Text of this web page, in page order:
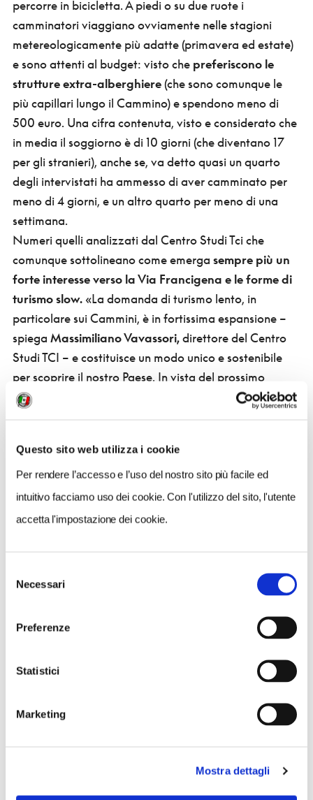
Questo sito web utilizza i cookie
Per rendere l’accesso e l’uso del nostro sito più facile ed
intuitivo facciamo uso dei cookie. Con l'utilizzo del sito, l'utente
accetta l'impostazione dei cookie.
delNecessari
Preferenze
Statistici
Marketing
Mostra dettagli
percorre in bicicletta. A piedi o su due ruote i
camminatori viaggiano ovviamente nelle stagioni
metereologicamente più adatte (primavera ed estate)
e sono attenti al budget: visto chepreferiscono le
strutture extra-alberghiere(che sono comunque le
più capillari lungo il Cammino) e spendono meno di
500 euro. Una cifra contenuta, visto e considerato che
in media il soggiorno è di 10 giorni (che diventano 17
per gli stranieri), anche se, va detto quasi un quarto
degli intervistati ha ammesso di aver camminato per
meno di 4 giorni, e un altro quarto per meno di una
settimana.
Numeri quelli analizzati dal Centro Studi Tci che
comunque sottolineano come emerga sempre più un
forte interesse verso la Via Francigena e le forme di
turismo slow.«La domanda di turismo lento, in
particolare sui Cammini, è in fortissima espansione –
spiega Massimiliano Vavassori,direttore del Centro
Studi TCI – e costituisce un modo unico e sostenibile
per scoprire il nostro Paese. In vista del prossimo
Giubileo della Misericordia, l’Italia deve farsi trovare
in termini di servizi e di infrastrutture».
Info :www. slowtravelfest.it/
Centro studi Tci